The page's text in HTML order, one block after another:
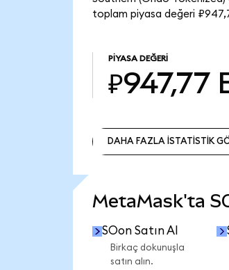
toplam piyasa değeri
PIYASA DEĞERI
₽947,77
DAHA FAZLA İSTATİSTİK
MetaMask'ta
SOon Satın Al
Birkaç dokunuşla
satın alın.